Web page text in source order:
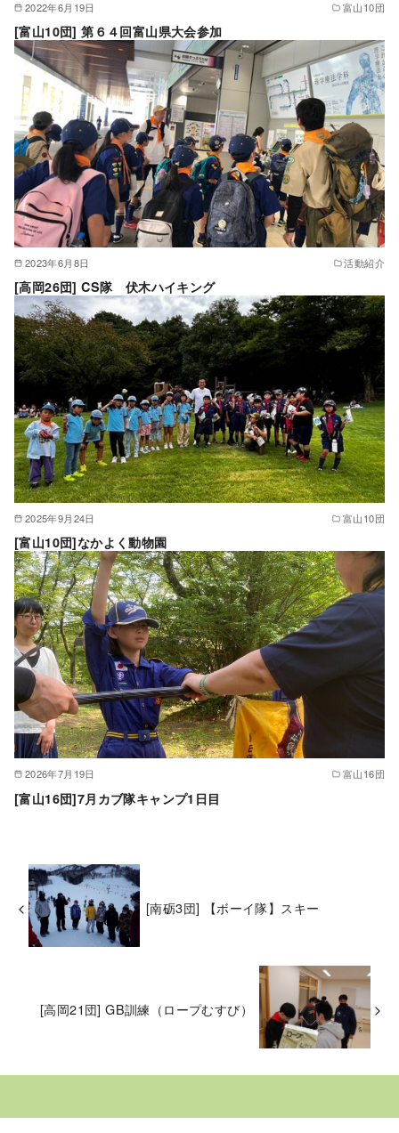
2022年6月19日 富山10団
[富山10団] 第６４回富山県大会参加
2023年6月8日 活動紹介
[高岡26団] CS隊 伏木ハイキング
2025年9月24日 富山10団
[富山10団]なかよく動物園
2026年7月19日 富山16団
[富山16団]7月カブ隊キャンプ1日目
[南砺3団] 【ボーイ隊】スキー
[高岡21団] GB訓練（ロープむすび）